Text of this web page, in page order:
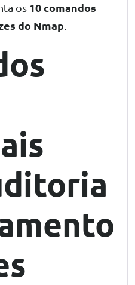
os 10 comandos
do Nmap